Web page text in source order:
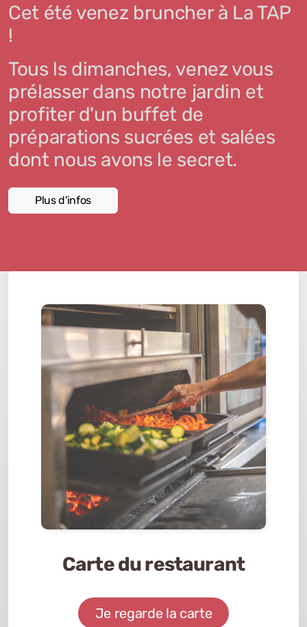
Cet été venez bruncher à La TAP
!
Tous ls dimanches, venez vous
prélasser dans notre jardin et
profiter d'un buffet de
préparations sucrées et salées
dont nous avons le secret.
Plus d'infos